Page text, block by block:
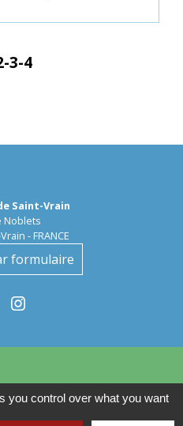
-3-4
Saint-Vrain
Noblets
- FRANCE
formulaire
you control over what you want